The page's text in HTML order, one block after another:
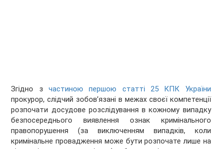
Згідно зчастиною першою статті 25 КПК України
прокурор, слідчий зобов’язані в межах своєї компетенції
розпочати досудове розслідування в кожному випадку
безпосереднього виявлення ознак кримінального
правопорушення (за виключенням випадків, коли
кримінальне провадження може бути розпочате лише на